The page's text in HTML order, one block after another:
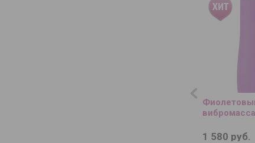
1 580 руб.